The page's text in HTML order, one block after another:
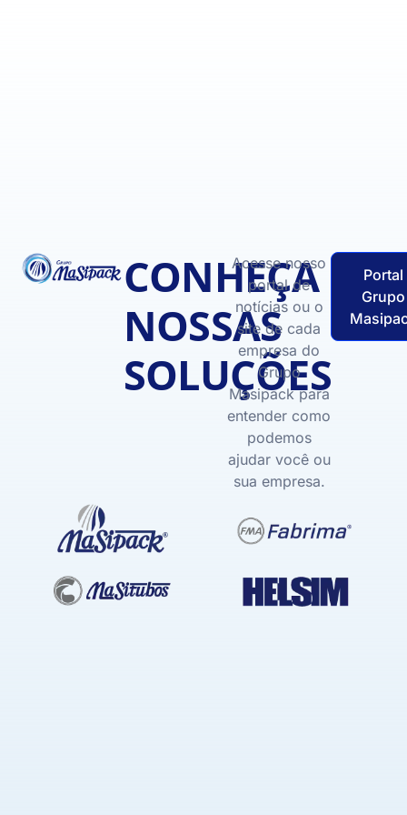
CONHEÇA
NOSSAS
SOLUÇÕES
Acesse nosso
portal de
notícias ou o
site de cada
empresa do
Grupo
Masipack para
entender como
podemos
ajudar você ou
sua empresa.
Portal
Grupo